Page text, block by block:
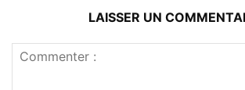
LAISSER UN